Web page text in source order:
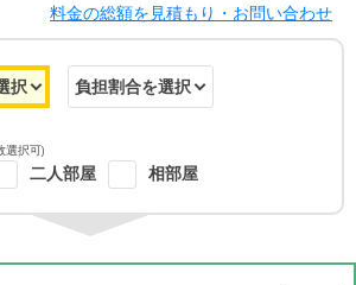
料金の総額を見積もり・お問い合わせ
選択可)
二人部屋 相部屋